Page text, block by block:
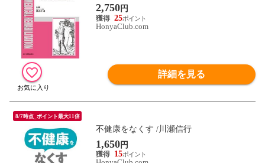
2,750円
25
HonyaClub.com
詳細を見る
8/7時点_ポイント最大11倍
不健康をなくす /川瀬信行
1,650円
15